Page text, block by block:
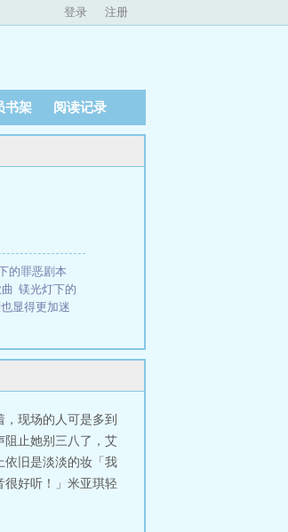
登录 注册
书架 阅读记录
的罪恶剧本
镁光灯下的
显得更加迷
现场的人可是多到
阻止她别三八了，艾
依旧是淡淡的妆「我
好听！」米亚琪轻